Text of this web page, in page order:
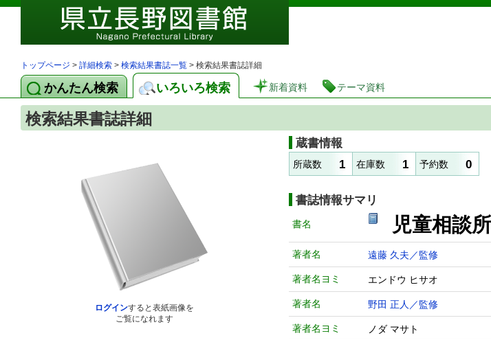
図書館 蔵書検索・予約システム
トップページ > 詳細検索 > 検索結果書誌一覧 > 検索結果書誌詳細
かんたん検索 いろいろ検索 新着資料 テーマ資料
検索結果書誌詳細
ログインすると表紙画像を
ご覧になれます
蔵書情報
所蔵数 1 在庫数 1 予約数 0
書誌情報サマリ
書名 児童相談
著者名 遠藤 久夫／監修
著者名ヨミ エンドウ ヒサオ
著者名 野田 正人／監修
著者名ヨミ ノダ マサト